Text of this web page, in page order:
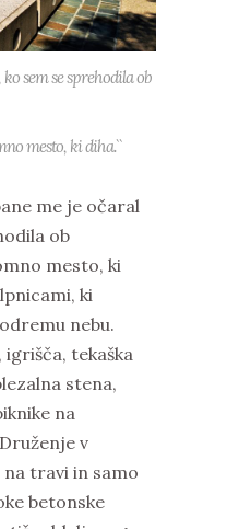
sem se sprehodila ob
mesto, ki diha.``
me je očaral
ob
mesto, ki
ki
nebu.
tekaška
stena,
na
v
na travi in samo
betonske